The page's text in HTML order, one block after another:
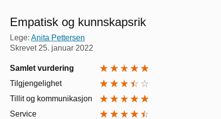
Empatisk og kunnskapsrik
Lege: Anita Pettersen
Skrevet 25. januar 2022
Samlet vurdering
Tilgjengelighet
Tillit og kommunikasjon
Service